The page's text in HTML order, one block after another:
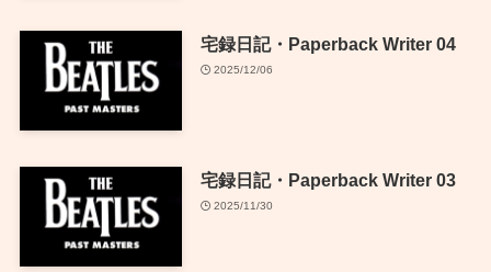
宅録日記・Paperback Writer 04
2025/12/06
宅録日記・Paperback Writer 03
2025/11/30